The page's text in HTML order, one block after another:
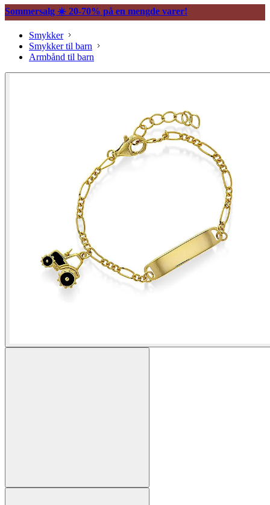
Sommersalg ☀️ 20-70% på en mengde varer!
Smykker
Smykker til barn
Armbånd til barn